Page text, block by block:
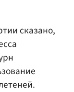
сказано,